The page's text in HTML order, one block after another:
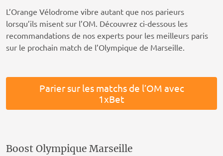
L’Orange Vélodrome vibre autant que nos parieurs
lorsqu’ils misent sur l’OM. Découvrez ci-dessous les
recommandations de nos experts pour les meilleurs paris
sur le prochain match de l’Olympique de Marseille.
Parier sur les matchs de l’OM avec
1xBet
Boost Olympique Marseille